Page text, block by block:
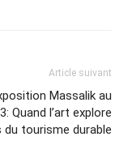
Article suivant
Massalik au
Quand l’art explore
tourisme durable